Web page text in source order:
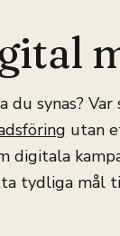
du synas?
utan
digitala
tydliga mål